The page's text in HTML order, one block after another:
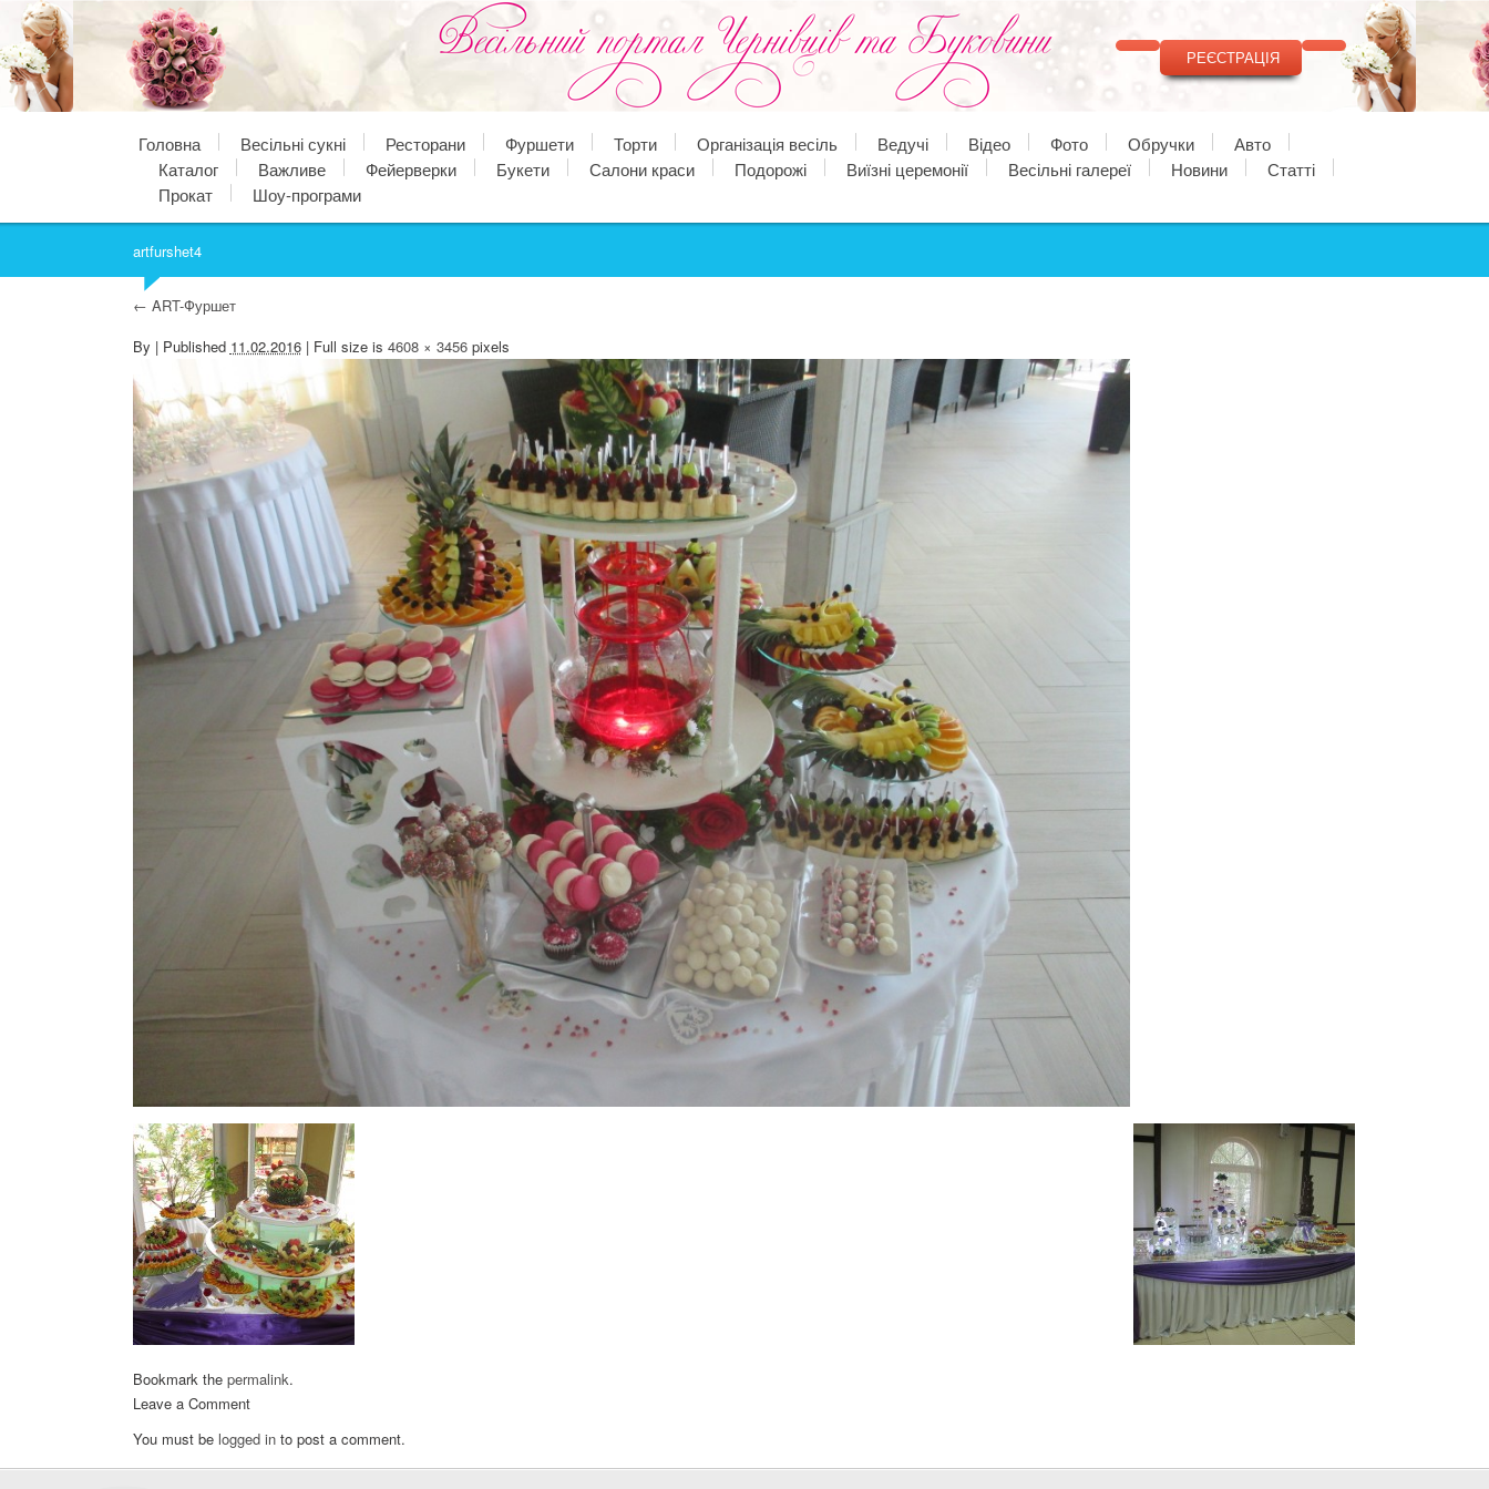
РЕЄСТРАЦІЯ
Головна Весільні сукні Ресторани Фуршети Торти Організація весіль Ведучі Відео Фото Обручки
Авто
Каталог
Важливе Фейерверки Букети Салони краси Подорожі Виїзні церемонії Весільні галереї Новини
Статті
Прокат
Шоу-програми
artfurshet4
← ART-Фуршет
By |Published 11.02.2016| Full size is 4608 × 3456pixels
Bookmark the permalink.
Leave a Comment
You must be logged into post a comment.